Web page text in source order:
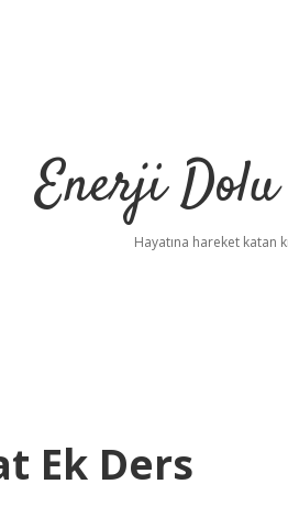
Enerji
Hayatına hareket katan
Ek Ders